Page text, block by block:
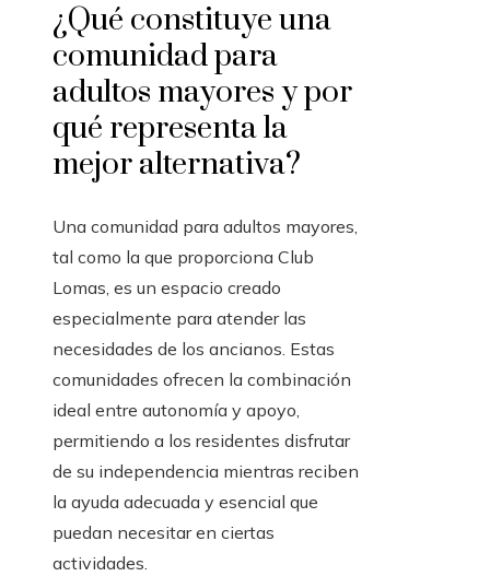
¿Qué constituye una
comunidad para
adultos mayores y por
qué representa la
mejor alternativa?
Una comunidad para adultos mayores,
tal como la que proporciona Club
Lomas, es un espacio creado
especialmente para atender las
necesidades de los ancianos. Estas
comunidades ofrecen la combinación
ideal entre autonomía y apoyo,
permitiendo a los residentes disfrutar
de su independencia mientras reciben
la ayuda adecuada y esencial que
puedan necesitar en ciertas
actividades.